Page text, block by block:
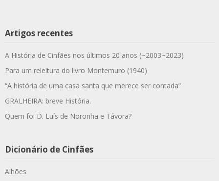
Artigos recentes
A História de Cinfães nos últimos 20 anos (~2003~2023)
Para um releitura do livro Montemuro (1940)
“A história de uma casa santa que merece ser contada”
GRALHEIRA: breve História.
Quem foi D. Luís de Noronha e Távora?
Dicionário de Cinfães
Alhões